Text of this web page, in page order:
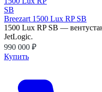
Breezart 1500 Lux RP SB
1500 Lux RP SB —
JetLogic.
990 000 ₽
Купить